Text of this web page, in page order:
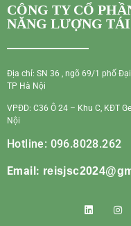
CÔNG TY CỔ
NĂNG LƯỢNG
Địa chỉ: SN 36 , ngõ 69/1 phố
TP Hà Nội
VPĐD: C36 Ô 24 – Khu C, KĐT
Nội
Hotline: 096.8028.262
Email: